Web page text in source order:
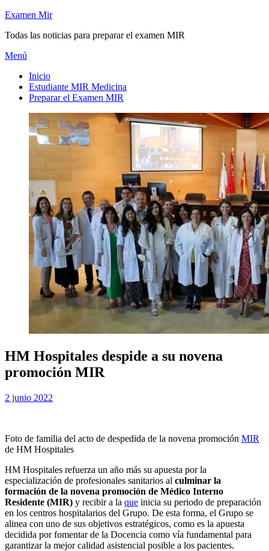
Saltar
contenido
Examen Mir
Todas las noticias para preparar el examen MIR
Menú
Inicio
Estudiante MIR Medicina
Preparar el Examen MIR
HM Hospitales despide a su novena
promoción MIR
porExamen MIR
Publicada
2 junio 2022
Foto de familia del acto de despedida de la novena promoción MIR
de HM Hospitales
HM Hospitales refuerza un año más su apuesta por la
especialización de profesionales sanitarios al culminar la
formación de la novena promoción de Médico Interno
Residente (MIR) y recibir a la que inicia su periodo de preparación
en los centros hospitalarios del Grupo. De esta forma, el Grupo se
alinea con uno de sus objetivos estratégicos, como es la apuesta
decidida por fomentar de la Docencia como vía fundamental para
garantizar la mejor calidad asistencial posible a los pacientes.